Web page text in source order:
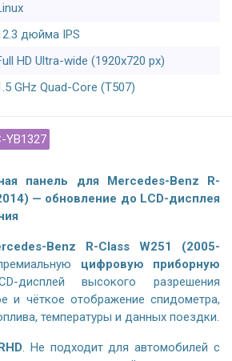
дюйма IPS
HD Ultra-wide (1920x720 px)
GHz Quad-Core (T507)
YB1327
панель для Mercedes-Benz R-
— обновление до LCD-дисплея
Benz R-Class W251 (2005-
цифровую приборную
дисплей высокого разрешения
и чёткое отображение спидометра,
температуры и данных поездки.
. Не подходит для автомобилей с